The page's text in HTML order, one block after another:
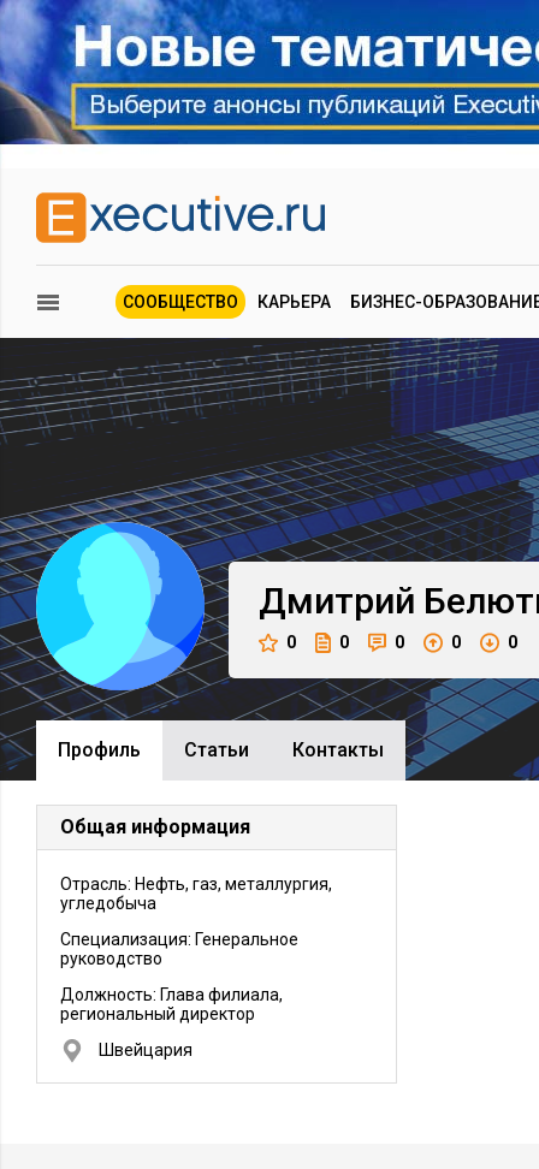
СООБЩЕСТВО КАРЬЕРА БИЗНЕС-
Дмитрий
0 0 0 0 0
Профиль Cтатьи Контакты
Общая информация
Отрасль: Нефть, газ, металлургия,
угледобыча
Специализация: Генеральное
руководство
Должность: Глава филиала,
региональный директор
Швейцария